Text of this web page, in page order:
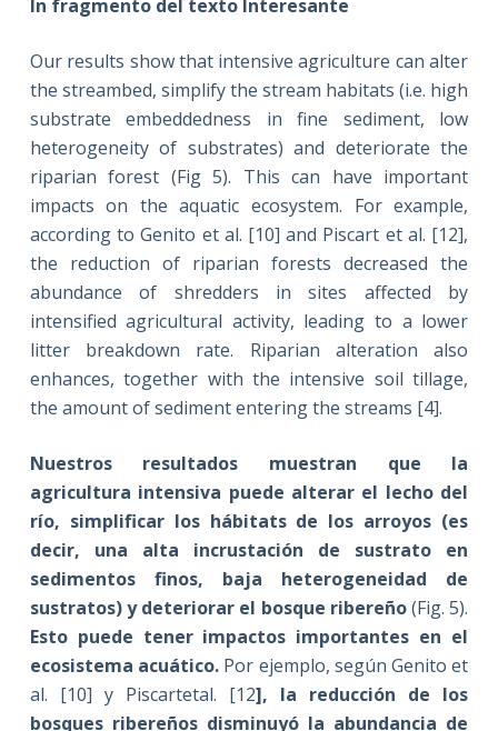
In fragmento del texto Interesante
Our results show that intensive agriculture can alter
the streambed, simplify the stream habitats (i.e. high
substrate embeddedness in fine sediment, low
heterogeneity of substrates) and deteriorate the
riparian forest (Fig 5). This can have important
impacts on the aquatic ecosystem. For example,
according to Genito et al. [10] and Piscart et al. [12],
the reduction of riparian forests decreased the
abundance of shredders in sites affected by
intensified agricultural activity, leading to a lower
litter breakdown rate. Riparian alteration also
enhances, together with the intensive soil tillage,
the amount of sediment entering the streams [4].
Nuestros resultados muestran que la
agricultura intensiva puede alterar el lecho del
río, simplificar los hábitats de los arroyos (es
decir, una alta incrustación de sustrato en
sedimentos finos, baja heterogeneidad de
sustratos) y deteriorar el bosque ribereño(Fig. 5).
Esto puede tener impactos importantes en el
ecosistema acuático. Por ejemplo, según Genito et
al. [10] y Piscartetal. [12], la reducción de los
bosques ribereños disminuyó la abundancia de